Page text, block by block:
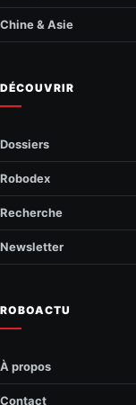
Chine & Asie
DÉCOUVRIR
Dossiers
Robodex
Recherche
Newsletter
ROBOACTU
À propos
Contact